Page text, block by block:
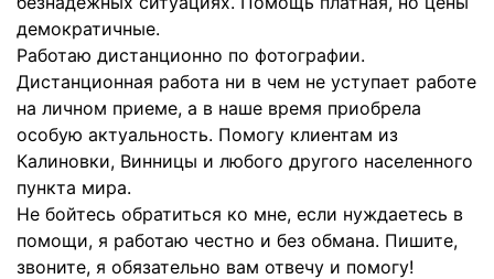
демократичные.
Работаю дистанционно по фотографии.
Дистанционная работа ни в чем не уступает работе
на личном приеме, а в наше время приобрела
особую актуальность. Помогу клиентам из
Калиновки, Винницы и любого другого населенного
пункта мира.
Не бойтесь обратиться ко мне, если нуждаетесь в
помощи, я работаю честно и без обмана. Пишите,
звоните, я обязательно вам отвечу и помогу!